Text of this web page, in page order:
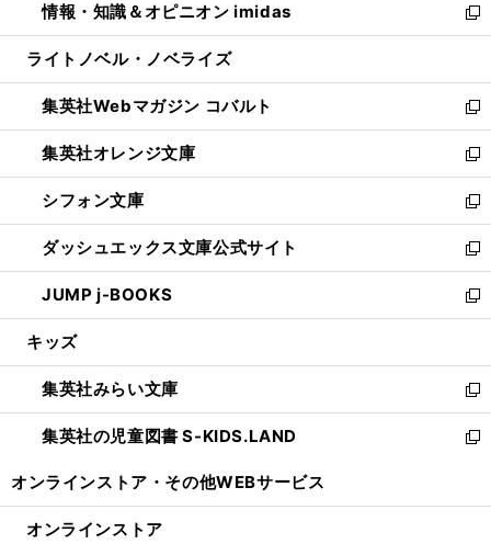
く
で
開
ド
ウ
開
く
ィ
ン
ウ
で
開
く
い
ウ
ン
ド
ウ
で
開
く
情報・知識＆オピニオン imidas
新
し
ウ
ィ
ン
ド
ウ
で
開
く
ライトノベル・ノベライズ
集英社Webマガジン コバルト
新
し
い
ウ
ィ
ン
ド
ウ
で
開
集英社オレンジ文庫
新
し
い
ウ
ィ
ン
ド
ウ
開
く
シフォン文庫
新
し
い
ウ
ィ
ン
ウ
で
開
く
ダッシュエックス文庫公式サイト
新
し
い
ウ
ン
ド
ウ
で
JUMP j-BOOKS
新
し
ウ
ィ
ン
ド
開
キッズ
集英社みらい文庫
新
し
い
ン
集英社の児童図書 S-KIDS.LAND
新
ウ
オンラインストア・ その他WEBサービス
オンラインストア